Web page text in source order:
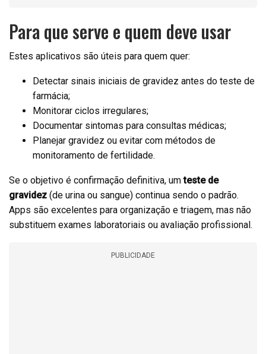
Para que serve e quem deve usar
Estes aplicativos são úteis para quem quer:
Detectar sinais iniciais de gravidez antes do teste de
farmácia;
Monitorar ciclos irregulares;
Documentar sintomas para consultas médicas;
Planejar gravidez ou evitar com métodos de
monitoramento de fertilidade.
Se o objetivo é confirmação definitiva, umteste de
gravidez (de urina ou sangue) continua sendo o padrão.
Apps são excelentes para organização e triagem, mas não
substituem exames laboratoriais ou avaliação profissional.
PUBLICIDADE